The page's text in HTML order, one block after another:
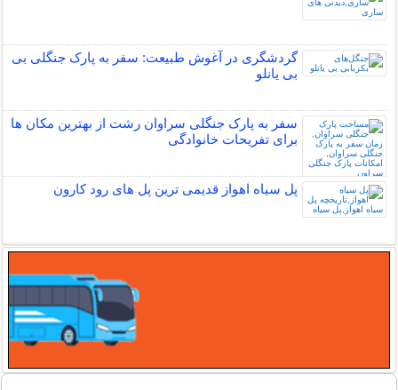
گردشگری در آغوش طبیعت: سفر به پارک جنگلی بی
بی یانلو
سفر به پارک جنگلی سراوان رشت از بهترین مکان ها
برای تفریحات خانوادگی
پل سیاه اهواز قدیمی ترین پل های رود کارون